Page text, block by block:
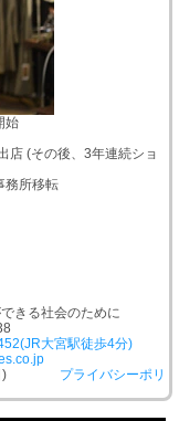
始
(その後、3年連続ショ
務所移転
きる社会のために
大宮駅徒歩4分)
休日) プライバシーポリ